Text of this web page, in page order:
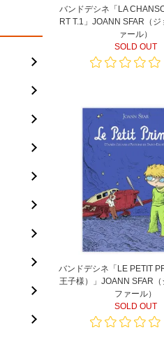
バンドデシネ「LA
RT T.1」JOANN SFAR（
ァール）
SOLD OUT
バンドデシネ「LE PETIT
王子様）」JOANN SFAR（
ファール）
SOLD OUT